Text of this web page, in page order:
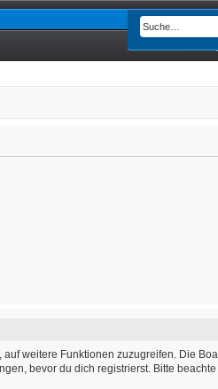
weitere Funktionen zuzugreifen. Die
bevor du dich registrierst. Bitte